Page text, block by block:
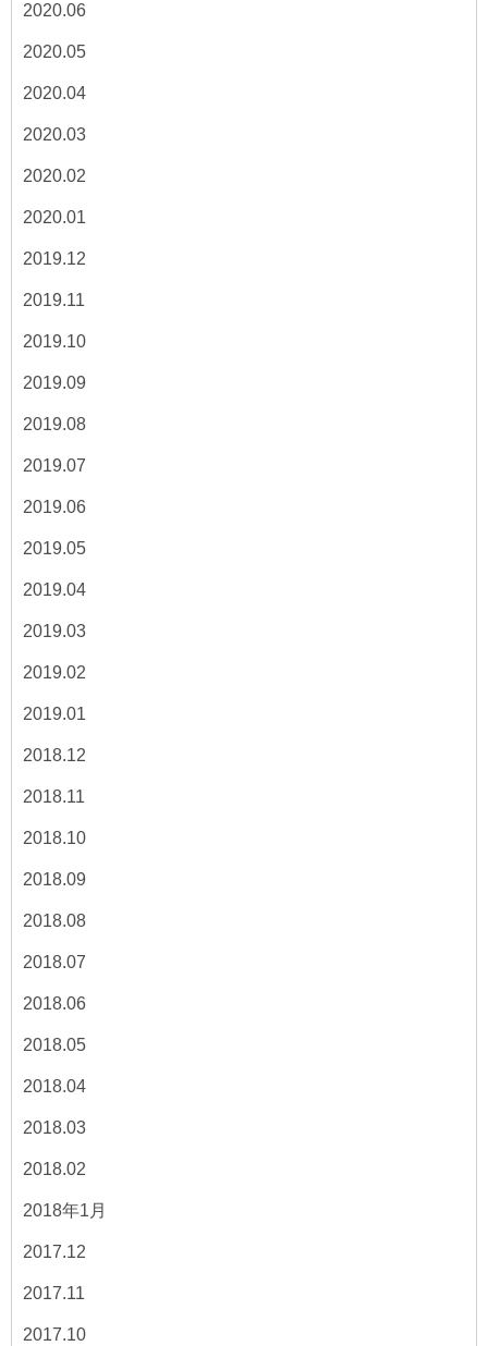
2020.06
2020.05
2020.04
2020.03
2020.02
2020.01
2019.12
2019.11
2019.10
2019.09
2019.08
2019.07
2019.06
2019.05
2019.04
2019.03
2019.02
2019.01
2018.12
2018.11
2018.10
2018.09
2018.08
2018.07
2018.06
2018.05
2018.04
2018.03
2018.02
2018年1月
2017.12
2017.11
2017.10